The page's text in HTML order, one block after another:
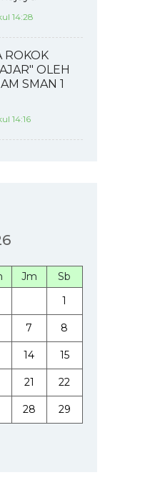
14:28
ROKOK
OLEH
SMAN 1
14:16
Jm
Sb
1
7 8
14 15
21 22
28 29